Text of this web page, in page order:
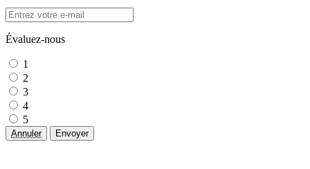
Évaluez-nous
1
2
3
4
5
Annuler Envoyer